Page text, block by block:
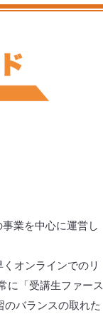
業を中心に運営し
オンラインでのリ
に「受講生ファース
バランスの取れた